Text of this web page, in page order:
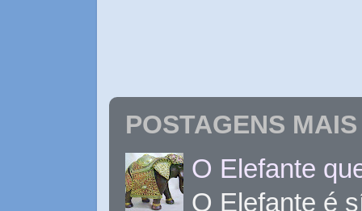
POSTAGENS
O Elefante
O Elefante é